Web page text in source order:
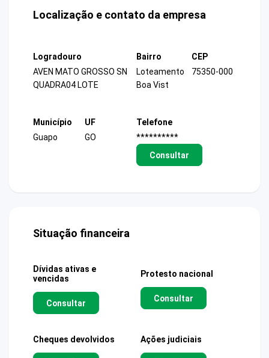
Localização e contato da empresa
Logradouro
AVEN MATO GROSSO SN
QUADRA04 LOTE
Bairro
Loteamento
Boa Vist
CEP
75350-000
Município
Guapo
UF
GO
Telefone
**********
Consultar
Situação financeira
Dívidas ativas e
vencidas
Consultar
Protesto nacional
Consultar
Cheques devolvidos Ações judiciais